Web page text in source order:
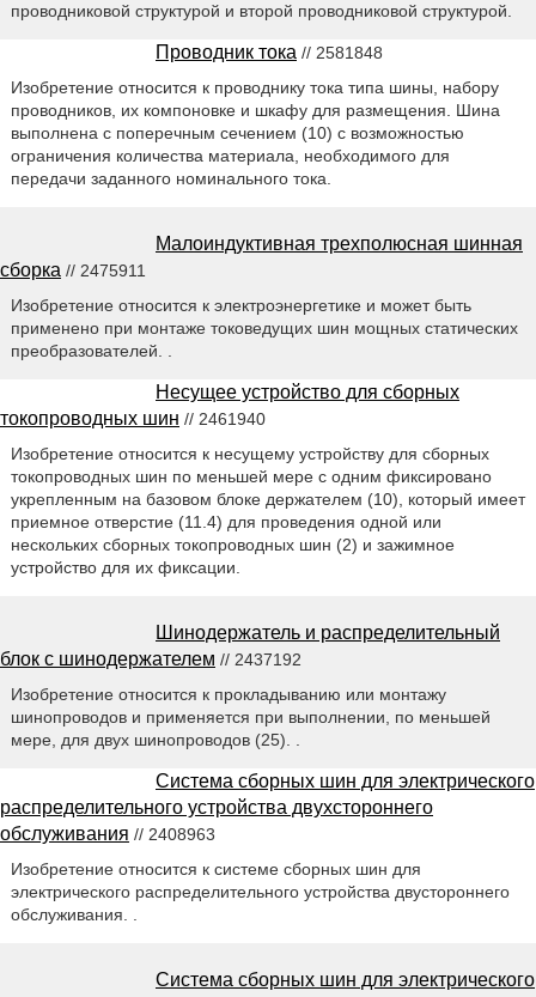
проводниковой структурой и второй проводниковой структурой.
Проводник тока // 2581848
Изобретение относится к проводнику тока типа шины, набору
проводников, их компоновке и шкафу для размещения. Шина
выполнена с поперечным сечением (10) с возможностью
ограничения количества материала, необходимого для
передачи заданного номинального тока.
Малоиндуктивная трехполюсная шинная
сборка // 2475911
Изобретение относится к электроэнергетике и может быть
применено при монтаже токоведущих шин мощных статических
преобразователей. .
Несущее устройство для сборных
токопроводных шин // 2461940
Изобретение относится к несущему устройству для сборных
токопроводных шин по меньшей мере с одним фиксировано
укрепленным на базовом блоке держателем (10), который имеет
приемное отверстие (11.4) для проведения одной или
нескольких сборных токопроводных шин (2) и зажимное
устройство для их фиксации.
Шинодержатель и распределительный
блок с шинодержателем // 2437192
Изобретение относится к прокладыванию или монтажу
шинопроводов и применяется при выполнении, по меньшей
мере, для двух шинопроводов (25). .
Система сборных шин для электрического
распределительного устройства двухстороннего
обслуживания // 2408963
Изобретение относится к системе сборных шин для
электрического распределительного устройства двустороннего
обслуживания. .
Система сборных шин для электрического